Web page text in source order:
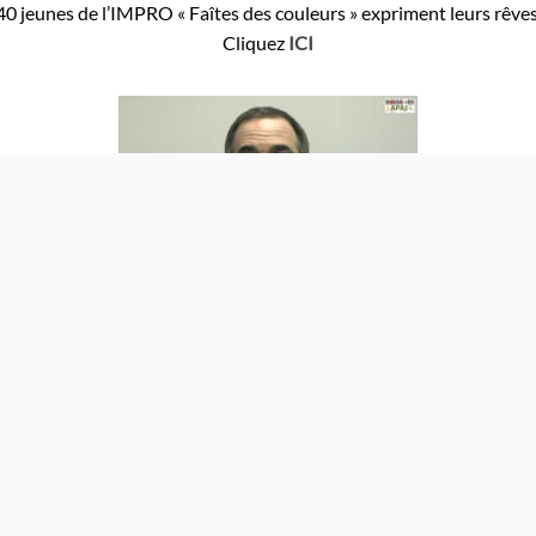
jeunes de l’IMPRO « Faîtes des couleurs » expriment leurs
Cliquez ICI